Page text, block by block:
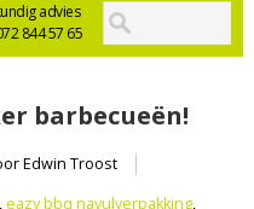
advies
844 57 65
barbecueën!
Edwin Troost
eazy bbq navulverpakking,